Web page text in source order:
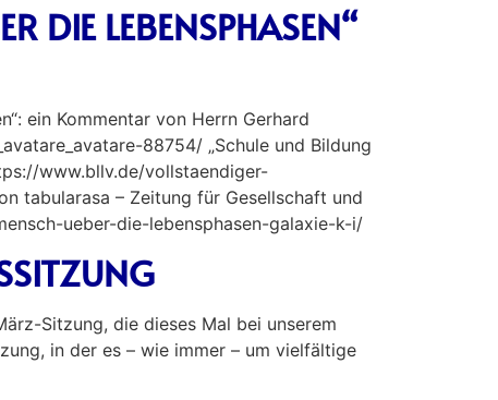
DIE LEBENSPHASEN“
ein Kommentar von Herrn Gerhard
88754/ „Schule und Bildung
www.bllv.de/vollstaendiger-
tabularasa – Zeitung für Gesellschaft und
ueber-die-lebensphasen-galaxie-k-i/
Sitzung, die dieses Mal bei unserem
in der es – wie immer – um vielfältige